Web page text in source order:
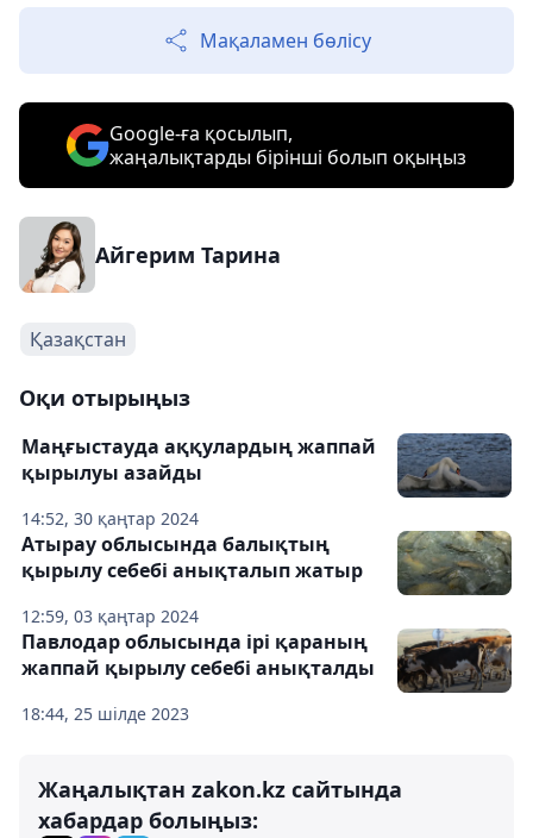
Мақаламен бөлісу
Google-ға қосылып,
жаңалықтарды бірінші болып оқыңыз
Айгерим Тарина
Қазақстан
Оқи отырыңыз
14:52, 30 қаңтар 2024
Маңғыстауда аққулардың жаппай
қырылуы азайды
12:59, 03 қаңтар 2024
Атырау облысында балықтың
қырылу себебі анықталып жатыр
18:44, 25 шілде 2023
Павлодар облысында ірі қараның
жаппай қырылу себебі анықталды
Жаңалықтан zakon.kz сайтында
хабардар болыңыз: